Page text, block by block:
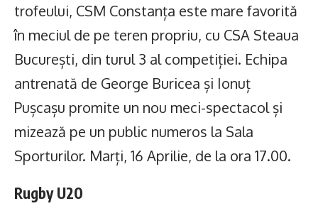
trofeului, CSM Constanța este mare favorită
în meciul de pe teren propriu, cu CSA Steaua
București, din turul 3 al competiției. Echipa
antrenată de George Buricea și Ionuț
Pușcașu promite un nou meci-spectacol și
mizează pe un public numeros la Sala
Sporturilor. Marți, 16 Aprilie, de la ora 17.00.
Rugby U20